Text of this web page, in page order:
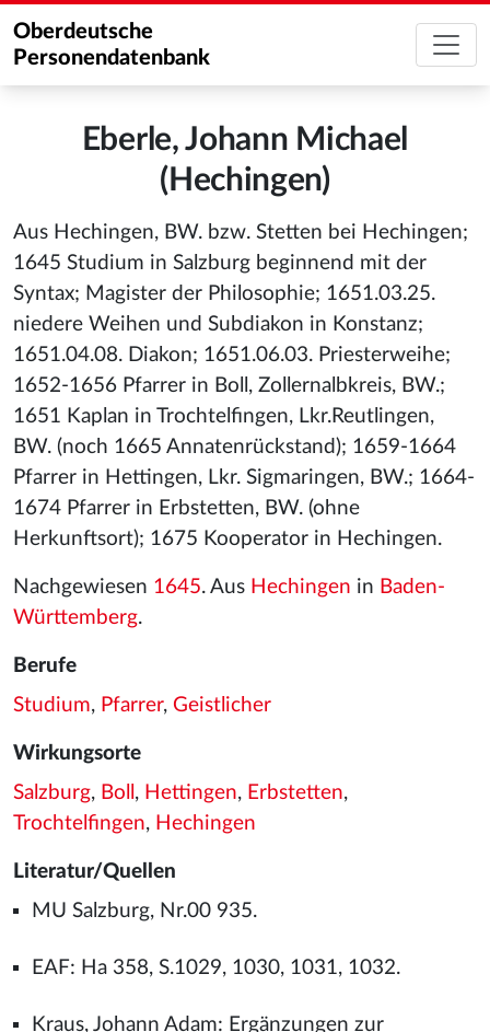
Oberdeutsche
Personendatenbank
Eberle, Johann Michael
(Hechingen)
Aus Hechingen, BW. bzw. Stetten bei Hechingen;
1645 Studium in Salzburg beginnend mit der
Syntax; Magister der Philosophie; 1651.03.25.
niedere Weihen und Subdiakon in Konstanz;
1651.04.08. Diakon; 1651.06.03. Priesterweihe;
1652-1656 Pfarrer in Boll, Zollernalbkreis, BW.;
1651 Kaplan in Trochtelfingen, Lkr.Reutlingen,
BW. (noch 1665 Annatenrückstand); 1659-1664
Pfarrer in Hettingen, Lkr. Sigmaringen, BW.; 1664-
1674 Pfarrer in Erbstetten, BW. (ohne
Herkunftsort); 1675 Kooperator in Hechingen.
Nachgewiesen 1645. Aus Hechingen in Baden-
Württemberg.
Berufe
Studium, Pfarrer, Geistlicher
Wirkungsorte
Salzburg, Boll , Hettingen, Erbstetten,
Trochtelfingen, Hechingen
Literatur/Quellen
MU Salzburg, Nr.00 935.
EAF: Ha 358, S.1029, 1030, 1031, 1032.
Kraus, Johann Adam: Ergänzungen zur